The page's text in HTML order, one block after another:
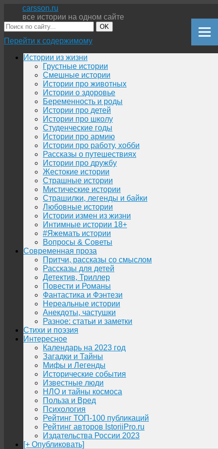
carsson.ru
все истории на одном сайте
OK
Перейти к содержимому
Истории из жизни
Грустные истории
Смешные истории
Истории про животных
Истории о здоровье
Беременность и роды
Истории про детей
Истории про школу
Студенческие годы
Истории про армию
Истории про работу, хобби
Рассказы о путешествиях
Истории про дружбу
Жестокие истории
Страшные истории
Мистические истории
Страшилки, легенды и байки
Любовные истории
Истории измен из жизни
Интимные истории 18+
#Яжемать истории
Вопросы & Советы
Современная проза
Притчи, рассказы со смыслом
Рассказы для детей
Детектив, Триллер
Повести и Романы
Фантастика и Фэнтези
Нереальные истории
Анекдоты, частушки
Разное: статьи и заметки
Стихи и поэзия
Интересное
Календарь на 2023 год
Загадки и Тайны
Мифы и Легенды
Исторические события
Известные люди
НЛО и тайны космоса
Польза и Вред
Психология
Рейтинг ТОП-100 публикаций
Рейтинг авторов IstoriiPro.ru
Издательства России 2023
[+ Опубликовать]